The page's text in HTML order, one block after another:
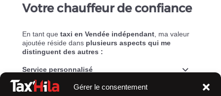
Gérer le consentement
Votre chauffeur de confiance
En tant que taxi en Vendée indépendant, ma valeur
ajoutée réside dans plusieurs aspects qui me
distinguent des autres :
Service personnalisé
Flexibilité